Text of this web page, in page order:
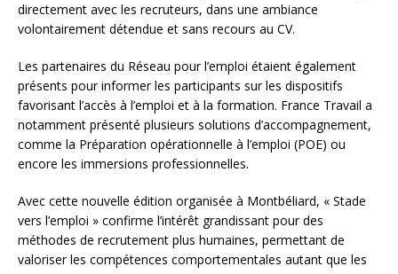
directement avec les recruteurs, dans une ambiance
volontairement détendue et sans recours au CV.
Les partenaires du Réseau pour l’emploi étaient également
présents pour informer les participants sur les dispositifs
favorisant l’accès à l’emploi et à la formation. France Travail a
notamment présenté plusieurs solutions d’accompagnement,
comme la Préparation opérationnelle à l’emploi (POE) ou
encore les immersions professionnelles.
Avec cette nouvelle édition organisée à Montbéliard, « Stade
vers l’emploi » confirme l’intérêt grandissant pour des
méthodes de recrutement plus humaines, permettant de
valoriser les compétences comportementales autant que les